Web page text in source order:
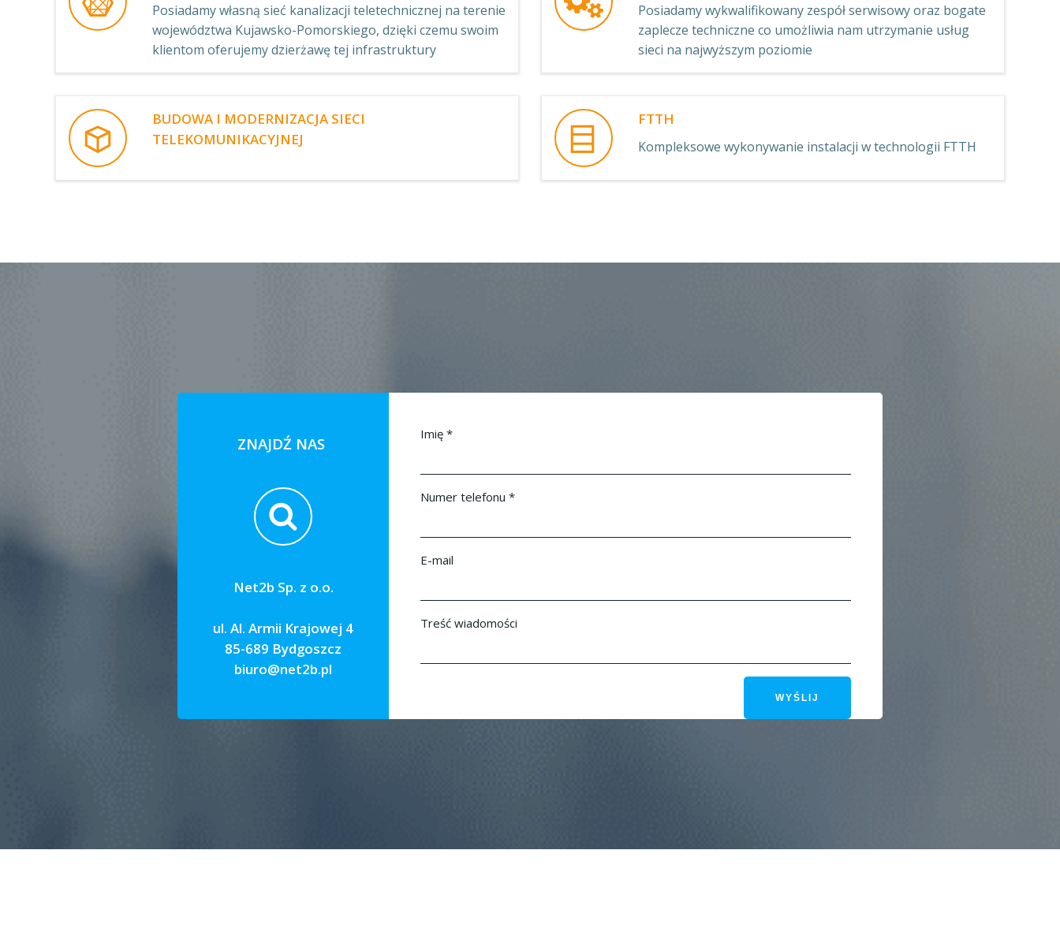
Posiadamy własną sieć kanalizacji teletechnicznej na terenie
województwa Kujawsko-Pomorskiego, dzięki czemu swoim
klientom oferujemy dzierżawę tej infrastruktury
Posiadamy wykwalifikowany zespół serwisowy oraz bogate
zaplecze techniczne co umożliwia nam utrzymanie usług
sieci na najwyższym poziomie
BUDOWA I MODERNIZACJA SIECI
TELEKOMUNIKACYJNEJ
FTTH
Kompleksowe wykonywanie instalacji w technologii FTTH
ZNAJDŹ NAS
Net2b Sp. z o.o.
ul. Al. Armii Krajowej 4
85-689 Bydgoszcz
biuro@net2b.pl
Imię*
Numer telefonu*
E-mail
Treść wiadomości
WYŚLIJ